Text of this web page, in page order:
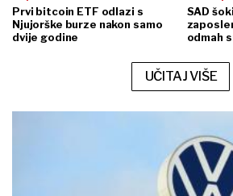
Prvi bitcoin ETF odlazi s
Njujorške burze nakon samo
dvije godine
SAD
odmah
UČITAJ VIŠE